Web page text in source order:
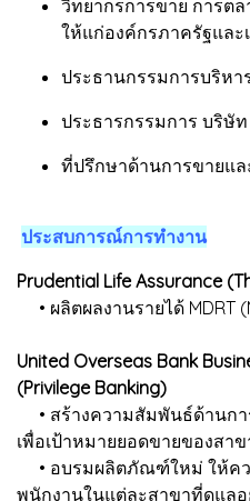
วิทยากรการขาย การต
ให้แก่องค์กรภาครัฐและ
ประธานกรรมการบริหา
ประธารกรรมการ บริษัท
ที่ปรึกษาด้านการขายแ
ประสบการณ์การทำงาน
Prudential Life Assurance
• ผลิตผลงานรายได้ MDRT
United Overseas Bank
(Privilege Banking)
• สร้างความสัมพันธ์ด้านก
เพื่อเป้าหมายยอดขายของสาข
• อบรมผลิตภัณฑ์ใหม่ ให้คว
พนักงานในแต่ละสาขาที่ดูแลอ